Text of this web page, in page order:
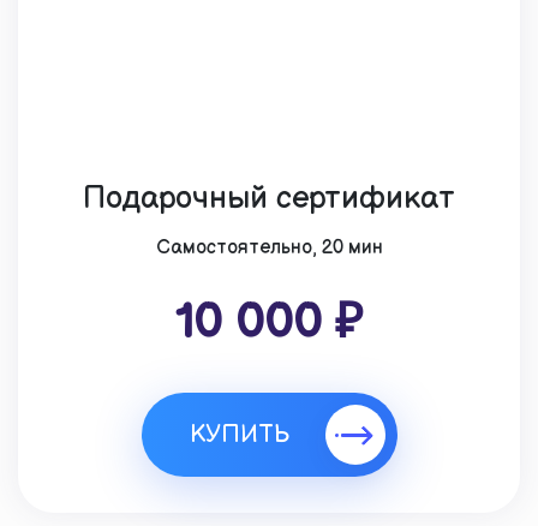
Подарочный сертификат
Cамостоятельно, 20 мин
10 000 ₽
КУПИТЬ